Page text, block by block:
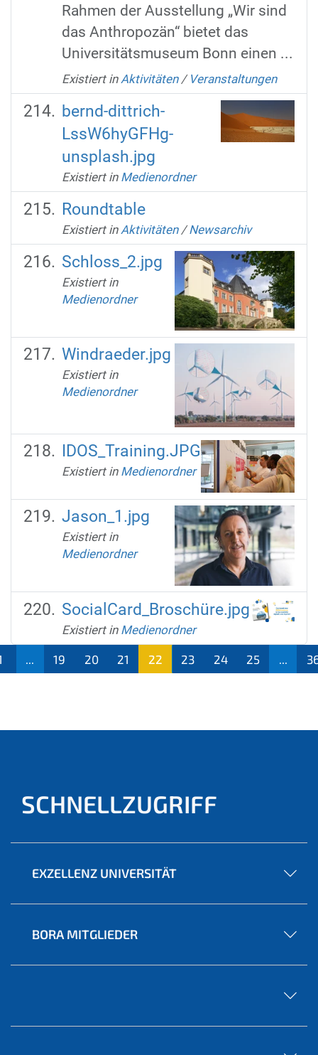
Rahmen der Ausstellung „Wir sind
das Anthropozän“ bietet das
Universitätsmuseum Bonn einen ...
Existiert in Aktivitäten / Veranstaltungen
bernd-dittrich-
LssW6hyGFHg-
unsplash.jpg
Existiert in Medienordner
Roundtable
Existiert in Aktivitäten /Newsarchiv
Schloss_2.jpg
Existiert in
Medienordner
Windraeder.jpg
Existiert in
Medienordner
IDOS_Training.JPG
Existiert in Medienordner
Jason_1.jpg
Existiert in
Medienordner
SocialCard_Broschüre.jpg
Existiert in Medienordner
19 20 21
22
23 24 25
SCHNELLZUGRIFF
EXZELLENZ UNIVERSITÄT
BORA MITGLIEDER